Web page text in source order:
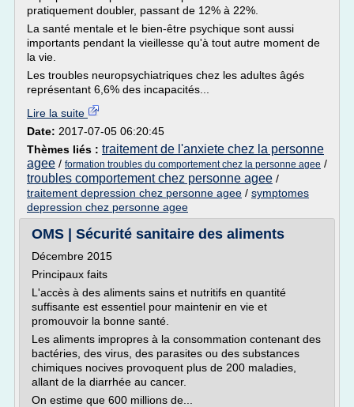
pratiquement doubler, passant de 12% à 22%.
La santé mentale et le bien-être psychique sont aussi
importants pendant la vieillesse qu'à tout autre moment de
la vie.
Les troubles neuropsychiatriques chez les adultes âgés
représentant 6,6% des incapacités...
Lire la suite
Date: 2017-07-05 06:20:45
Thèmes liés : traitement de l'anxiete chez la personne
agee / formation troubles du comportement chez la personne agee /
troubles comportement chez personne agee /
traitement depression chez personne agee / symptomes
depression chez personne agee
OMS | Sécurité sanitaire des aliments
Décembre 2015
Principaux faits
L'accès à des aliments sains et nutritifs en quantité
suffisante est essentiel pour maintenir en vie et
promouvoir la bonne santé.
Les aliments impropres à la consommation contenant des
bactéries, des virus, des parasites ou des substances
chimiques nocives provoquent plus de 200 maladies,
allant de la diarrhée au cancer.
On estime que 600 millions de...